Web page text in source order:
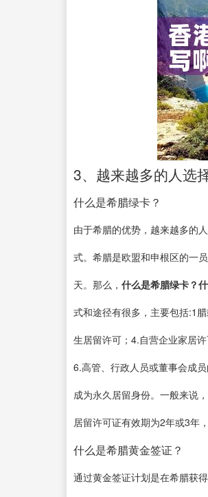
3、越来越多的人选
什么是希腊绿卡？
由于希腊的优势，越来越多的
式。希腊是欧盟和申根区的一
天。那么， 什么是希腊绿卡？
式和途径有很多，主要包括:1
生居留许可；4.自营企业家居
6.高管、行政人员或董事会成
成为永久居留身份。一般来说
居留许可证有效期为2年或3年
什么是希腊黄金签证？
通过黄金签证计划是在希腊获